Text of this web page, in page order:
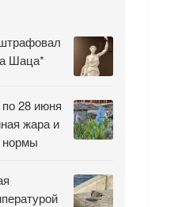
Шаца*
28 июня
жара и
нормы